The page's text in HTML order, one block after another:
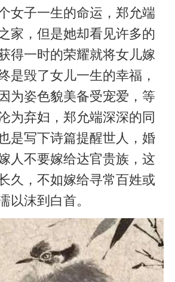
女子一生的命运，郑允端
家，但是她却看见许多的
得一时的荣耀就将女儿嫁
是毁了女儿一生的幸福，
为姿色貌美备受宠爱，等
为弃妇，郑允端深深的同
是写下诗篇提醒世人，婚
人不要嫁给达官贵族，这
久，不如嫁给寻常百姓或
以沫到白首。